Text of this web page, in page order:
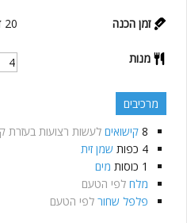
זמן הכנה 20
מנות
מרכיבים
8 קישואים לעשות רצועות בעזרת
4 כפות שמן זית
1 כוסות מים
מלח לפי הטעם
פלפל שחור לפי הטעם